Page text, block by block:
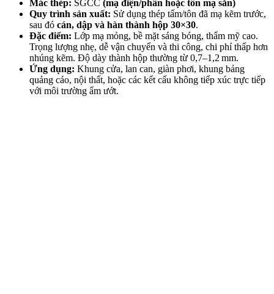
Mác thép: SGCC (mạ điện/phân hoặc tôn mạ sẵn)
Quy trình sản xuất: Sử dụng thép tấm/tôn đã mạ kẽm trước,
sau đó cán, dập và hàn thành hộp 30×30.
Đặc điểm: Lớp mạ mỏng, bề mặt sáng bóng, thẩm mỹ cao.
Trọng lượng nhẹ, dễ vận chuyển và thi công, chi phí thấp hơn
nhúng kẽm. Độ dày thành hộp thường từ 0,7–1,2 mm.
Ứng dụng: Khung cửa, lan can, giàn phơi, khung bảng
quảng cáo, nội thất, hoặc các kết cấu không tiếp xúc trực tiếp
với môi trường ẩm ướt.